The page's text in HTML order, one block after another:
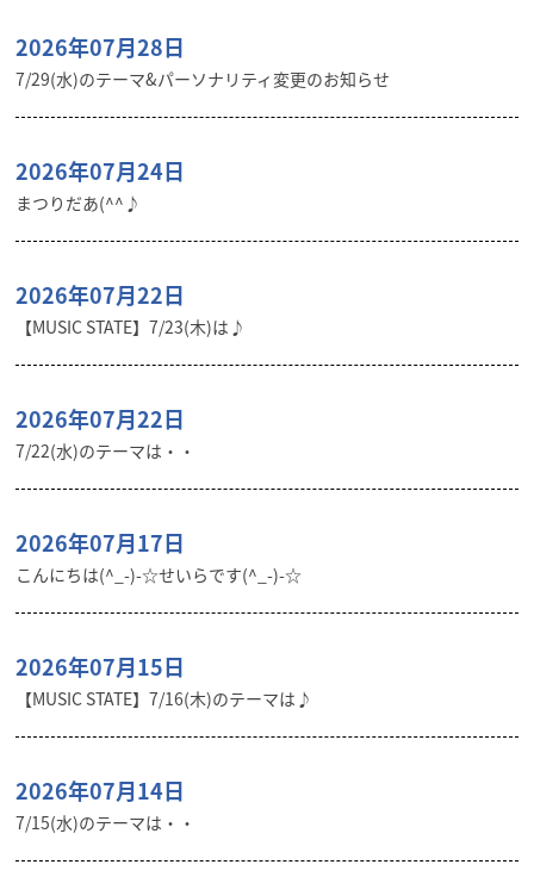
2026年07月28日
7/29(水)のテーマ&パーソナリティ変更のお知らせ
2026年07月24日
まつりだあ(^^♪
2026年07月22日
【MUSIC STATE】7/23(木)は♪
2026年07月22日
7/22(水)のテーマは・・
2026年07月17日
こんにちは(^_-)-☆せいらです(^_-)-☆
2026年07月15日
【MUSIC STATE】7/16(木)のテーマは♪
2026年07月14日
7/15(水)のテーマは・・